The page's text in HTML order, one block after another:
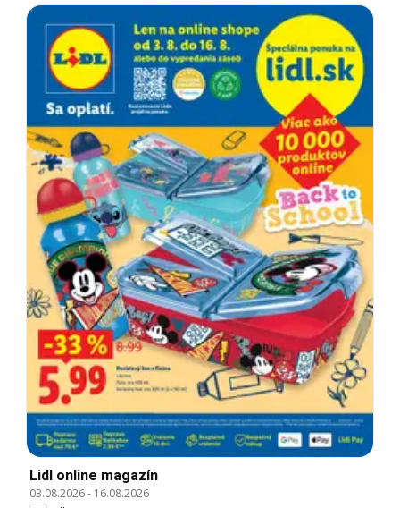
Lidl online magazín
03.08.2026- 16.08.2026